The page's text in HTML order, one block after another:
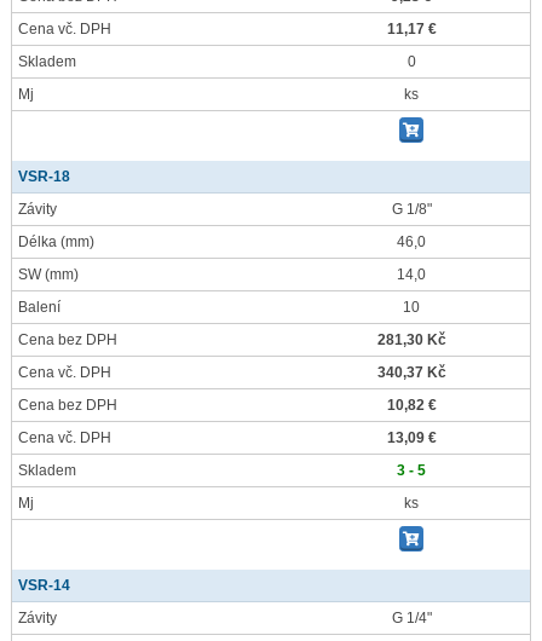
Cena vč. DPH
11,17 €
Skladem
0
Mj
ks
VSR-18
Závity
G 1/8"
Délka (mm)
46,0
SW(mm)
14,0
Balení
10
Cena bez DPH
281,30 Kč
Cena vč. DPH
340,37 Kč
Cena bez DPH
10,82 €
Cena vč. DPH
13,09 €
Skladem
3 - 5
Mj
ks
VSR-14
Závity
G 1/4"